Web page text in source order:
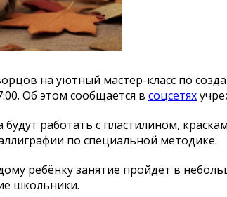
на уютный мастер-класс по
Об этом сообщается в соцсетях
будут работать с пластилином,
по специальной методике.
ребёнку занятие пройдёт в
школьники.